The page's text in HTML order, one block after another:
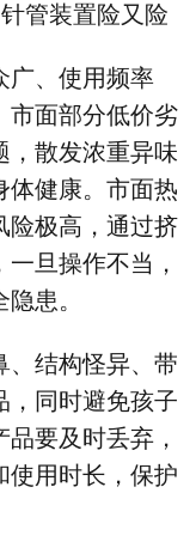
管装置险又险
广、使用频率
市面部分低价劣
，散发浓重异味
体健康。市面热
险极高，通过挤
旦操作不当，
患。
、结构怪异、带
，同时避免孩子
要及时丢弃，
使用时长，保护